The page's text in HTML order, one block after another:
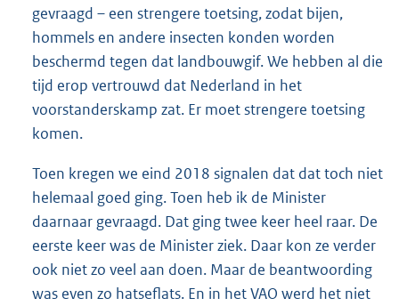
gevraagd – een strengere toetsing, zodat bijen,
hommels en andere insecten konden worden
beschermd tegen dat landbouwgif. We hebben al die
tijd erop vertrouwd dat Nederland in het
voorstanderskamp zat. Er moet strengere toetsing
komen.
Toen kregen we eind 2018 signalen dat dat toch niet
helemaal goed ging. Toen heb ik de Minister
daarnaar gevraagd. Dat ging twee keer heel raar. De
eerste keer was de Minister ziek. Daar kon ze verder
ook niet zo veel aan doen. Maar de beantwoording
was even zo hatseflats. En in het VAO werd het niet